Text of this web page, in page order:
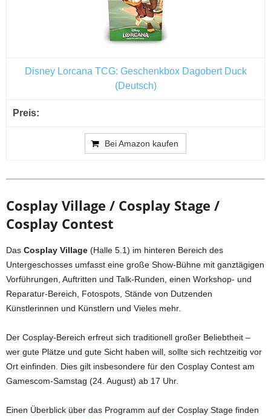
Disney Lorcana TCG: Geschenkbox Dagobert Duck
(Deutsch)
Bei Amazon kaufen
Cosplay Village / Cosplay Stage /
Cosplay Contest
Das Cosplay Village (Halle 5.1) im hinteren Bereich des
Untergeschosses umfasst eine große Show-Bühne mit ganztägigen
Vorführungen, Auftritten und Talk-Runden, einen Workshop- und
Reparatur-Bereich, Fotospots, Stände von Dutzenden
Künstlerinnen und Künstlern und Vieles mehr.
Der Cosplay-Bereich erfreut sich traditionell großer Beliebtheit –
wer gute Plätze und gute Sicht haben will, sollte sich rechtzeitig vor
Ort einfinden. Dies gilt insbesondere für den Cosplay Contest am
Gamescom-Samstag (24. August) ab 17 Uhr.
Einen Überblick über das Programm auf der Cosplay Stage finden